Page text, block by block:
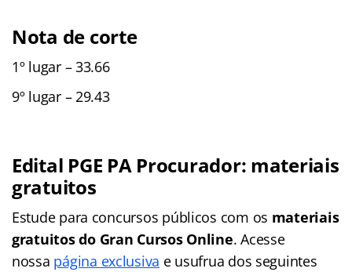
Nota de corte
1º lugar – 33.66
9º lugar – 29.43
Edital PGE PA Procurador: materiais
gratuitos
Estude para concursos públicos com os materiais
gratuitos do Gran Cursos Online. Acesse
nossa página exclusiva e usufrua dos seguintes